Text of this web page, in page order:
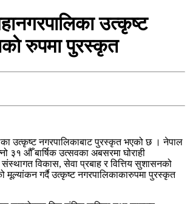
उत्कृष्ट
रुपमा पुरस्कृत
उत्कृष्ट नगरपालिकाबाट पुरस्कृत भएको छ । नेपाल
३१ औँ बार्षिक उत्सवका अबसरमा घोराही
संस्थागत विकास, सेवा प्रबाह र वित्तिय सुशासनको
मूल्यांकन गर्दै उत्कृष्ट नगरपालिकाकारुपमा पुरस्कृत